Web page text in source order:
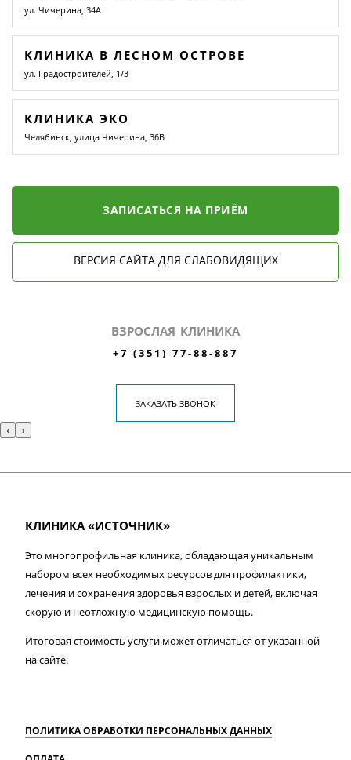
ул. Чичерина, 34А
КЛИНИКА В ЛЕСНОМ ОСТРОВЕ
ул. Градостроителей, 1/3
КЛИНИКА ЭКО
Челябинск, улица Чичерина, 36В
ЗАПИСАТЬСЯ НА ПРИЁМ
ВЕРСИЯ САЙТА ДЛЯ СЛАБОВИДЯЩИХ
ВЗРОСЛАЯ КЛИНИКА
+7 (351) 77-88-887
ЗАКАЗАТЬ ЗВОНОК
‹ ›
КЛИНИКА «ИСТОЧНИК»
Это многопрофильная клиника, обладающая уникальным
набором всех необходимых ресурсов для профилактики,
лечения и сохранения здоровья взрослых и детей, включая
скорую и неотложную медицинскую помощь.
Итоговая стоимость услуги может отличаться от указанной
на сайте.
ПОЛИТИКА ОБРАБОТКИ ПЕРСОНАЛЬНЫХ ДАННЫХ